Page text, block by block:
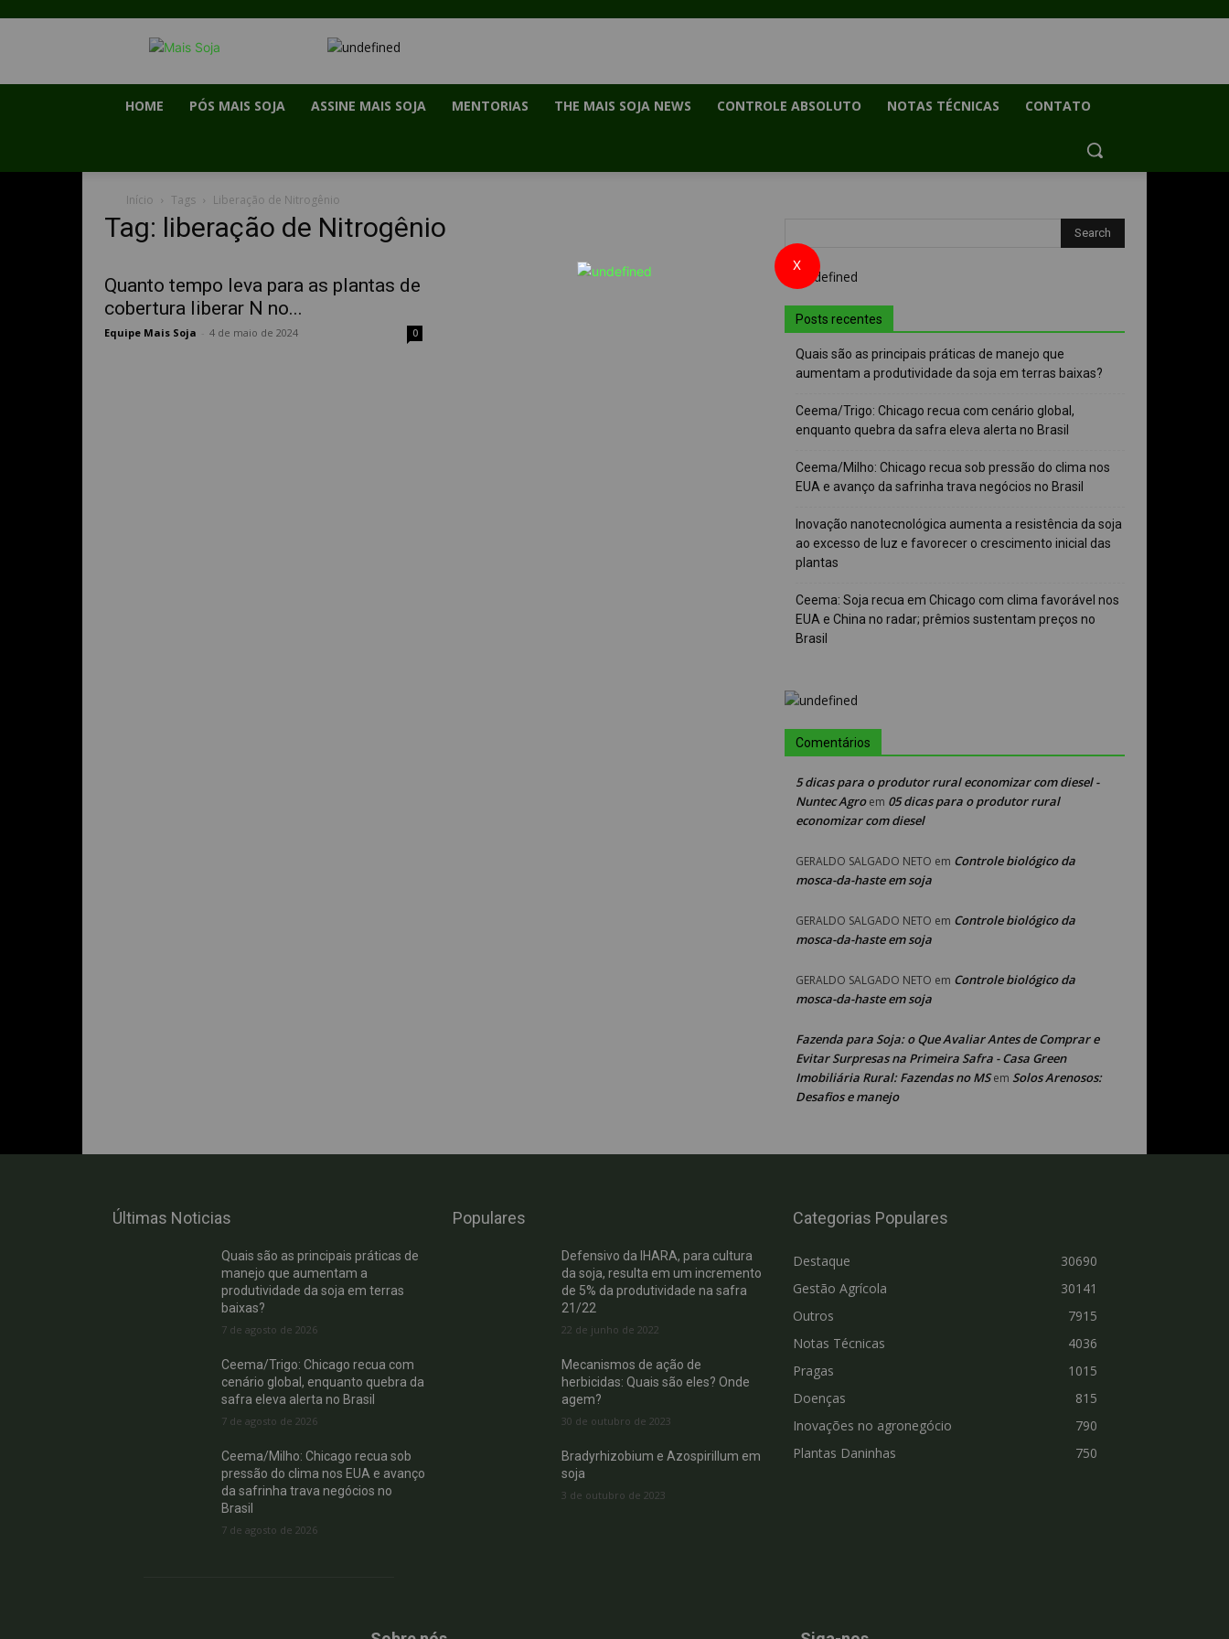
HOME PÓS MAIS SOJA ASSINE MAIS SOJA MENTORIAS THE MAIS SOJA NEWS CONTROLE ABSOLUTO NOTAS TÉCNICAS CONTATO
Início Tags Liberação de Nitrogênio
Tag: liberação de Nitrogênio
Quanto tempo leva para as plantas de
cobertura liberar N no...
Equipe Mais Soja 4 de maio de 2024 0
Posts recentes
Quais são as principais práticas de manejo que
aumentam a produtividade da soja em terras baixas?
Ceema/Trigo: Chicago recua com cenário global,
enquanto quebra da safra eleva alerta no Brasil
Ceema/Milho: Chicago recua sob pressão do clima nos
EUA e avanço da safrinha trava negócios no Brasil
Inovação nanotecnológica aumenta a resistência da soja
ao excesso de luz e favorecer o crescimento inicial das
plantas
Ceema: Soja recua em Chicago com clima favorável nos
EUA e China no radar; prêmios sustentam preços no
Brasil
Comentários
5 dicas para o produtor rural economizar com diesel -
Nuntec Agroem 05 dicas para o produtor rural
economizar com diesel
GERALDO SALGADO NETO em Controle biológico da
mosca-da-haste em soja
GERALDO SALGADO NETO em Controle biológico da
mosca-da-haste em soja
GERALDO SALGADO NETO em Controle biológico da
mosca-da-haste em soja
Fazenda para Soja: o Que Avaliar Antes de Comprar e
Evitar Surpresas na Primeira Safra - Casa Green
Imobiliária Rural: Fazendas no MSem Solos Arenosos:
Desafios e manejo
Últimas Noticias
Quais são as principais práticas de
manejo que aumentam a
produtividade da soja em terras
baixas?
7 de agosto de 2026
Ceema/Trigo: Chicago recua com
cenário global, enquanto quebra da
safra eleva alerta no Brasil
7 de agosto de 2026
Ceema/Milho: Chicago recua sob
pressão do clima nos EUA e avanço
da safrinha trava negócios no
Brasil
7 de agosto de 2026
Populares
Defensivo da IHARA, para cultura
da soja, resulta em um incremento
de 5% da produtividade na safra
21/22
22 de junho de 2022
Mecanismos de ação de
herbicidas: Quais são eles? Onde
agem?
30 de outubro de 2023
Bradyrhizobium e Azospirillum em
soja
3 de outubro de 2023
Categorias Populares
Destaque
30690
Gestão Agrícola
30141
Outros
7915
Notas Técnicas
4036
Pragas
1015
Doenças
815
Inovações no agronegócio
790
Plantas Daninhas
750
X